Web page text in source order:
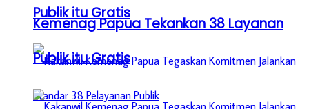
Publik itu Gratis
Kemenag Papua Tekankan 38 Layanan
Publik itu Gratis